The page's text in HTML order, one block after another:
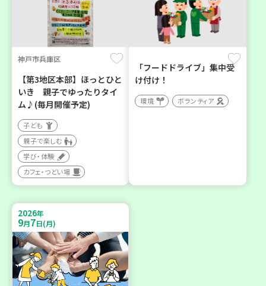
神戸市兵庫区
【第3地区本部】ほっとひと
いき 親子でゆったりタイ
ム♪(毎月開催予定)
子ども
親子で楽しむ
学び・体験
カフェ・つどい場
「フードドライブ」集中受
け付け！
環境 ボランティア
2026年
9月7日(月)